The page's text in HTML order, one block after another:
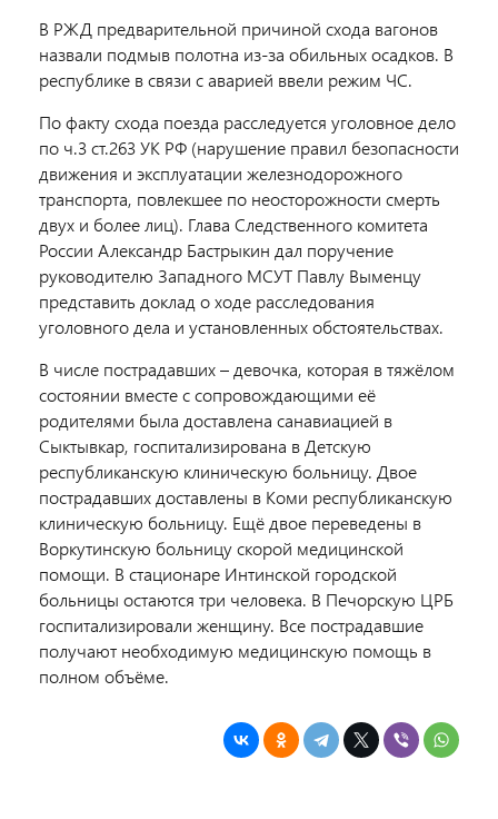
В РЖД предварительной причиной схода вагонов
назвали подмыв полотна из-за обильных осадков. В
республике в связи с аварией ввели режим ЧС.
По факту схода поезда расследуется уголовное дело
по ч.3 ст.263 УК РФ (нарушение правил безопасности
движения и эксплуатации железнодорожного
транспорта, повлекшее по неосторожности смерть
двух и более лиц). Глава Следственного комитета
России Александр Бастрыкин дал поручение
руководителю Западного МСУТ Павлу Выменцу
представить доклад о ходе расследования
уголовного дела и установленных обстоятельствах.
В числе пострадавших – девочка, которая в тяжёлом
состоянии вместе с сопровождающими её
родителями была доставлена санавиацией в
Сыктывкар, госпитализирована в Детскую
республиканскую клиническую больницу. Двое
пострадавших доставлены в Коми республиканскую
клиническую больницу. Ещё двое переведены в
Воркутинскую больницу скорой медицинской
помощи. В стационаре Интинской городской
больницы остаются три человека. В Печорскую ЦРБ
госпитализировали женщину. Все пострадавшие
получают необходимую медицинскую помощь в
полном объёме.